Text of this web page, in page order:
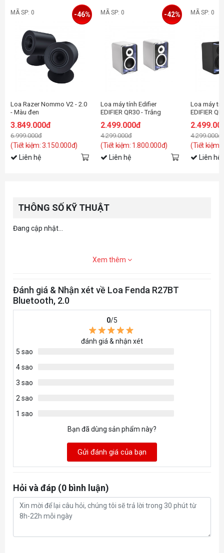
- Trọng lượng: 4.95kg.
MÃ SP: 0
Loa Razer Nommo V2 - 2.0
- Màu đen
3.849.000đ
6.999.000đ
(Tiết kiệm: 3.150.000đ)
-46%
Liên hệ
MÃ SP: 0
Loa máy tính Edifier
EDIFIER QR30 - Trắng
2.499.000đ
4.299.000đ
(Tiết kiệm: 1.800.000đ)
-42%
Liên hệ
MÃ SP: 0
Loa máy
EDIFIER
4.299.000đ
(Tiết kiệm:
Liên hệ
THÔNG SỐ KỸ THUẬT
Đang cập nhật...
Xem thêm
Đánh giá & Nhận xét về Loa Fenda R27BT
Bluetooth, 2.0
0/5
đánh giá & nhận xét
5 sao
4 sao
3 sao
2 sao
1 sao
Bạn đã dùng sản phẩm này?
Gửi đánh giá của bạn
Hỏi và đáp (0 bình luận)